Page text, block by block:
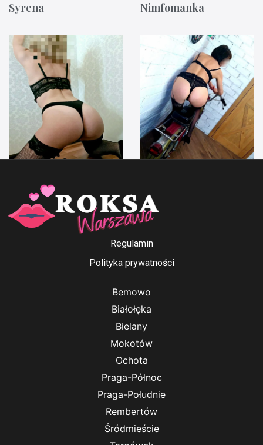
Syrena Nimfomanka
Anna Ford Irenka
Regulamin
Polityka prywatności
Bemowo
Białołęka
Bielany
Mokotów
Ochota
Praga-Północ
Praga-Południe
Rembertów
Śródmieście